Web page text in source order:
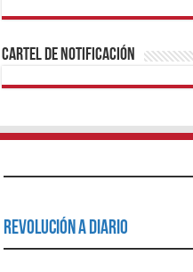
1xbetBetturkeyBetistKralbet
https://mvbcasino.com/
Cartel de Notificación
Revolución a Diario